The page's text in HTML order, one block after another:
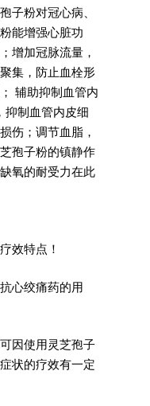
子粉对冠心病、
能增强心脏功
增加冠脉流量，
集，防止血栓形
辅助抑制血管内
抑制血管内皮细
伤；调节血脂，
孢子粉的镇静作
氧的耐受力在此
效特点！
心绞痛药的用
因使用灵芝孢子
状的疗效有一定